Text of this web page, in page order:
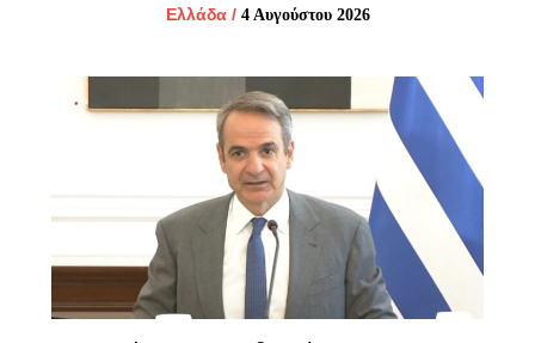
Ελλάδα/ 4 Αυγούστου 2026